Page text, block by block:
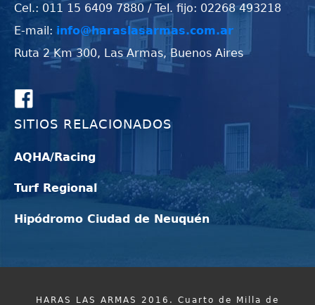
Cel.: 011 15 6409 7880 / Tel. fijo: 02268 493218
E-mail: info@haraslasarmas.com.ar
Ruta 2 Km 300, Las Armas, Buenos Aires
SITIOS RELACIONADOS
AQHA/Racing
Turf Regional
Hipódromo Ciudad de Neuquén
HARAS LAS ARMAS 2016. Cuarto de Milla de